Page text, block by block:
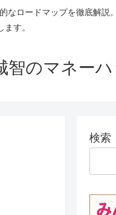
ロードマップを徹底解説
す。
智のマネーハ
検索